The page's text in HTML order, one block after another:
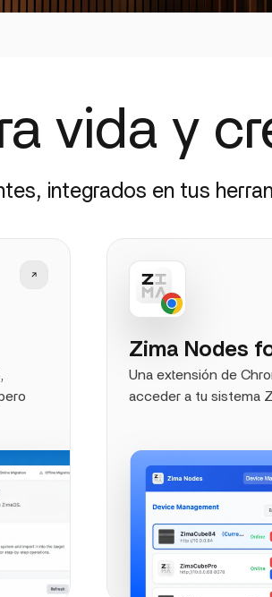
vida y
integrados en tus
Zima Nodes
Una extensión de
acceder a tu sistema